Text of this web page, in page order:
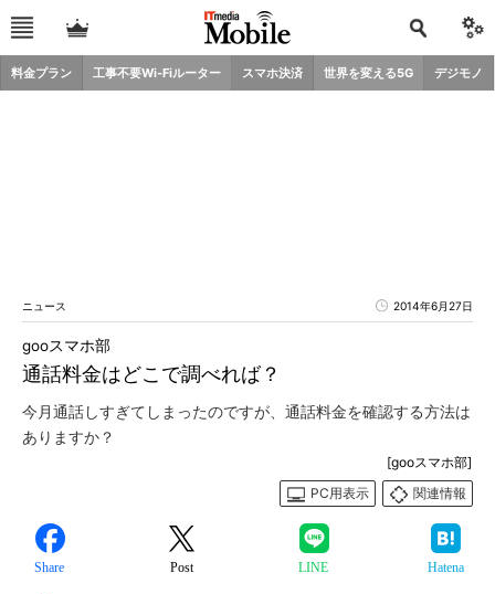
料金プラン 工事不要Wi-Fiルーター スマホ決済 世界を変える5G デジモノ
ニュース 2014年6月27日
通話料金はどこで調べれば？
gooスマホ部
今月通話しすぎてしまったのですが、通話料金を確認する方法は
ありますか？
[gooスマホ部]
PC用表示
関連情報
Share Post LINE Hatena